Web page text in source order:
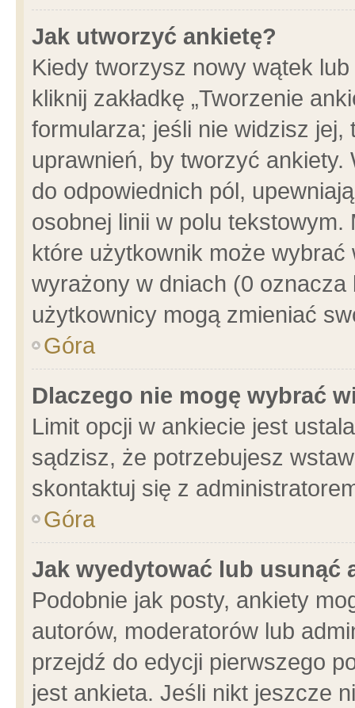
Jak utworzyć ankietę?
Kiedy tworzysz nowy wątek
kliknij zakładkę „Tworzenie
formularza; jeśli nie widzisz
uprawnień, by tworzyć ankiety.
do odpowiednich pól,
osobnej linii w polu
które użytkownik może
wyrażony w dniach (0
użytkownicy mogą zmieniać
Góra
Dlaczego nie mogę wybrać
Limit opcji w ankiecie jest
sądzisz, że potrzebujesz
skontaktuj się z
Góra
Jak wyedytować lub usunąć
Podobnie jak posty, ankiety
autorów, moderatorów lub
przejdź do edycji pierwszego
jest ankieta. Jeśli nikt jeszcze